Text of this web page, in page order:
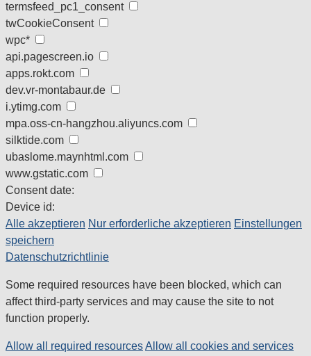
termsfeed_pc1_consent
twCookieConsent
wpc*
api.pagescreen.io
apps.rokt.com
dev.vr-montabaur.de
i.ytimg.com
mpa.oss-cn-hangzhou.aliyuncs.com
silktide.com
ubaslome.maynhtml.com
www.gstatic.com
Consent date:
Device id:
Alle akzeptieren Nur erforderliche akzeptieren Einstellungen
speichern
Datenschutzrichtlinie
Some required resources have been blocked, which can
affect third-party services and may cause the site to not
function properly.
Allow all required resourcesAllow all cookies and services